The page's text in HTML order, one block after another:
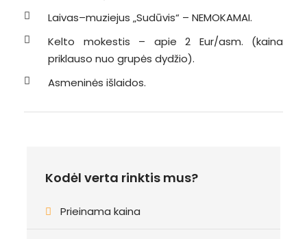
Kodėl verta rinktis mus?
Prieinama kaina
Laivas–muziejus „Sudūvis“ – NEMOKAMAI.
Kelto mokestis – apie 2 Eur/asm. (kaina
priklauso nuo grupės dydžio).
Asmeninės išlaidos.